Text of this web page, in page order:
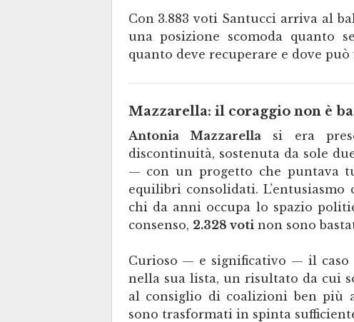
Con 3.883 voti Santucci arriva al
una posizione scomoda quanto
quanto deve recuperare e dove può
Mazzarella: il coraggio non è
Antonia Mazzarella si era
discontinuità, sostenuta da sole
— con un progetto che puntava
equilibri consolidati. L’entusiasmo
chi da anni occupa lo spazio
consenso, 2.328 voti non sono
Curioso — e significativo — il caso
nella sua lista, un risultato da cui
al consiglio di coalizioni ben più
sono trasformati in spinta